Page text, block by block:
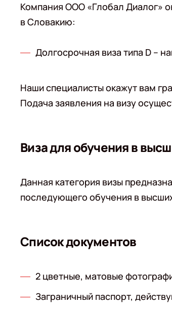
Компания ООО «Глобал Диалог»
в Словакию:
Долгосрочная виза типа D –
Наши специалисты окажут вам
Подача заявления на визу
Виза для обучения в
Данная категория визы
последующего обучения в
Список документов
2 цветные, матовые
Заграничный паспорт,